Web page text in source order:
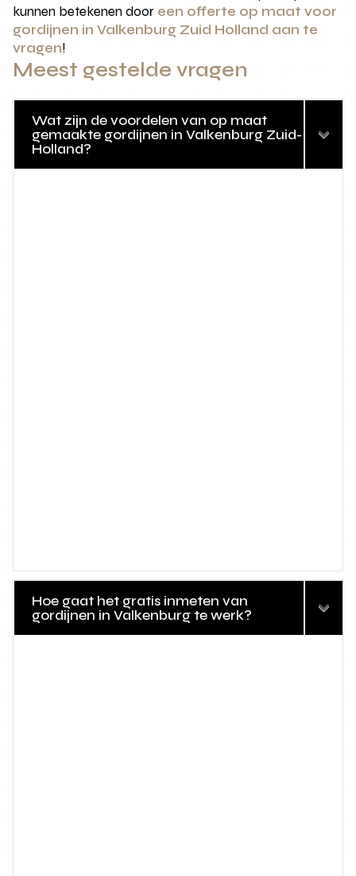
kunnen betekenen door een offerte op maat voor
gordijnen in Valkenburg Zuid Holland aan te
vragen!
Meest gestelde vragen
Wat zijn de voordelen van op maat
gemaakte gordijnen in Valkenburg Zuid-
Holland?
Hoe gaat het gratis inmeten van
gordijnen in Valkenburg te werk?